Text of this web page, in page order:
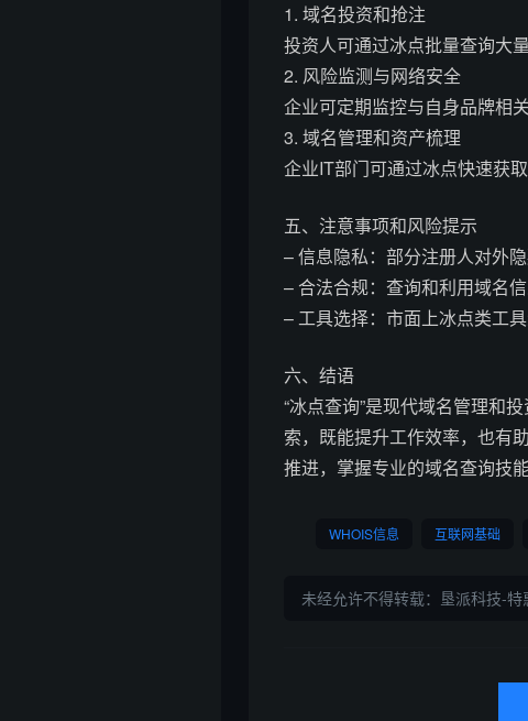
1. 域名投资和抢注
投资人可通过冰点批量查询大
2. 风险监测与网络安全
企业可定期监控与自身品牌相
3. 域名管理和资产梳理
企业IT部门可通过冰点快速获
五、注意事项和风险提示
– 信息隐私：部分注册人对外
– 合法合规：查询和利用域名
– 工具选择：市面上冰点类工
六、结语
“冰点查询”是现代域名管理和
索，既能提升工作效率，也有
推进，掌握专业的域名查询技
WHOIS信息 互联网基础
未经允许不得转载： 垦派科技-特